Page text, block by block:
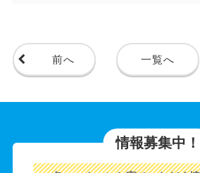
前へ 一覧へ
情報募集中！